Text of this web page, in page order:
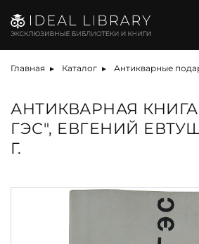
Главная Каталог Антикварные
АНТИКВАРНАЯ КНИГА
ГЭС", ЕВГЕНИЙ
Г.